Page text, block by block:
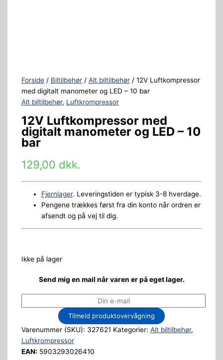
Forside/ Biltilbehør/ Alt biltilbehør/ 12V Luftkompressor
med digitalt manometer og LED – 10 bar
Alt biltilbehør, Luftkrompressor
12V Luftkompressor med
digitalt manometer og LED – 10
bar
129,00 dkk.
Fjernlager. Leveringstiden er typisk 3-8 hverdage.
Pengene trækkes først fra din konto når ordren er
afsendt og på vej til dig.
Ikke på lager
Send mig en mail når varen er på eget lager.
Tilmeld produktovervågning
Varenummer (SKU): 327621 Kategorier: Alt biltilbehør,
Luftkrompressor
EAN: 5903293026410